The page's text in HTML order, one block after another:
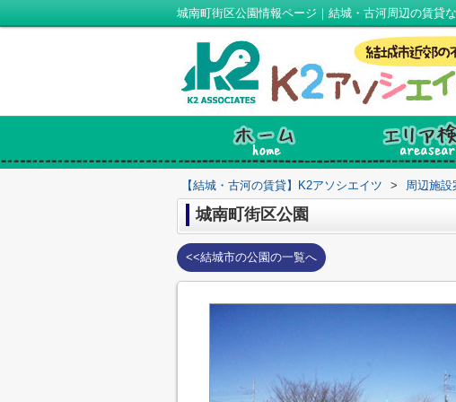
城南町街区公園情報ページ｜結城・古河周辺の賃貸
【結城・古河の賃貸】K2アソシエイツ > 周辺施設
城南町街区公園
<<結城市の公園の一覧へ